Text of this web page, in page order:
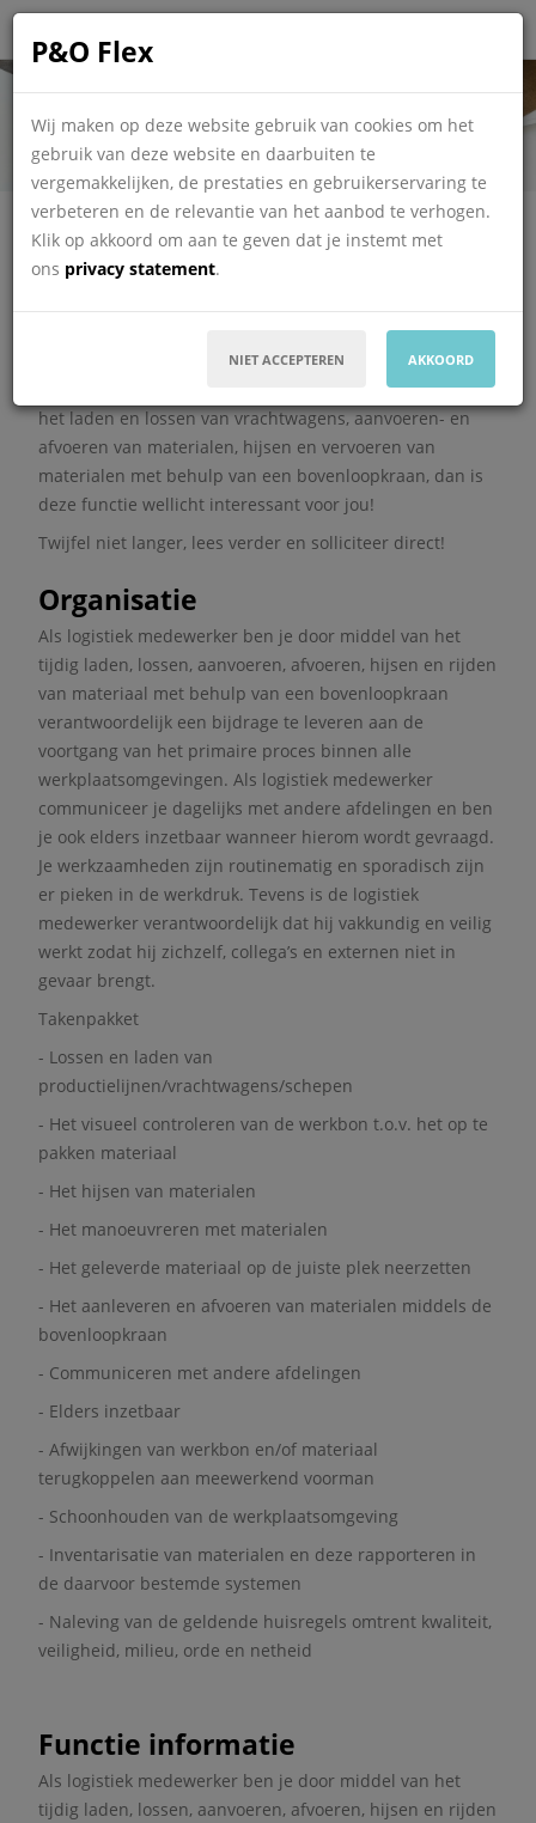
Logistiek medewerker
verlading
Deze vacature is vervallen
Informatie over de
vervallen vacature
naar een Logistiek medewerker Verlading in dagdienst.
Heb je ervaring met gelijksoortige werkzaamheden zoals
het laden en lossen van vrachtwagens, aanvoeren- en
afvoeren van materialen, hijsen en vervoeren van
materialen met behulp van een bovenloopkraan, dan is
deze functie wellicht interessant voor jou!
Twijfel niet langer, lees verder en solliciteer direct!
Organisatie
Als logistiek medewerker ben je door middel van het
tijdig laden, lossen, aanvoeren, afvoeren, hijsen en rijden
van materiaal met behulp van een bovenloopkraan
verantwoordelijk een bijdrage te leveren aan de
voortgang van het primaire proces binnen alle
werkplaatsomgevingen. Als logistiek medewerker
communiceer je dagelijks met andere afdelingen en ben
je ook elders inzetbaar wanneer hierom wordt gevraagd.
Je werkzaamheden zijn routinematig en sporadisch zijn
er pieken in de werkdruk. Tevens is de logistiek
medewerker verantwoordelijk dat hij vakkundig en veilig
werkt zodat hij zichzelf, collega’s en externen niet in
gevaar brengt.
Takenpakket
- Lossen en laden van
productielijnen/vrachtwagens/schepen
- Het visueel controleren van de werkbon t.o.v. het op te
pakken materiaal
- Het hijsen van materialen
- Het manoeuvreren met materialen
- Het geleverde materiaal op de juiste plek neerzetten
- Het aanleveren en afvoeren van materialen middels de
bovenloopkraan
- Communiceren met andere afdelingen
- Elders inzetbaar
- Afwijkingen van werkbon en/of materiaal
terugkoppelen aan meewerkend voorman
- Schoonhouden van de werkplaatsomgeving
- Inventarisatie van materialen en deze rapporteren in
de daarvoor bestemde systemen
- Naleving van de geldende huisregels omtrent kwaliteit,
veiligheid, milieu, orde en netheid
Functie informatie
Als logistiek medewerker ben je door middel van het
tijdig laden, lossen, aanvoeren, afvoeren, hijsen en rijden
P&O Flex
Wij maken op deze website gebruik van cookies om het
gebruik van deze website en daarbuiten te
vergemakkelijken, de prestaties en gebruikerservaring te
verbeteren en de relevantie van het aanbod te verhogen.
Klik op akkoord om aan te geven dat je instemt met
ons privacy statement.
NIET ACCEPTEREN AKKOORD